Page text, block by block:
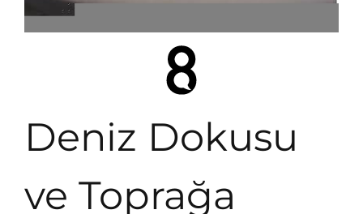
Deniz Dokusu
ve Toprağa